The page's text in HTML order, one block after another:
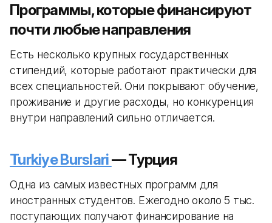
Программы, которые финансируют
почти любые направления
Есть несколько крупных государственных
стипендий, которые работают практически для
всех специальностей. Они покрывают обучение,
проживание и другие расходы, но конкуренция
внутри направлений сильно отличается.
Turkiye Burslari— Турция
Одна из самых известных программ для
иностранных студентов. Ежегодно около 5 тыс.
поступающих получают финансирование на